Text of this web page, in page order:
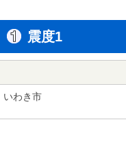
震度1
いわき市